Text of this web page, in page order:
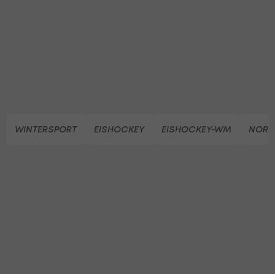
WINTERSPORT EISHOCKEY EISHOCKEY-WM